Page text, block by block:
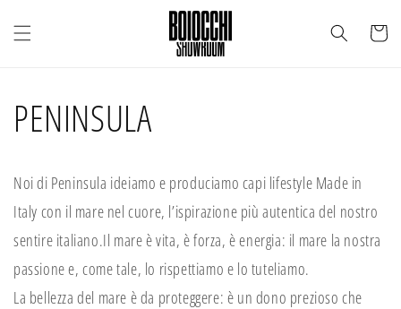
ai contenuti
Carrello
PENINSULA
Noi di Peninsula ideiamo e produciamo capi lifestyle Made in
Italy con il mare nel cuore, l’ispirazione più autentica del nostro
sentire italiano.Il mare è vita, è forza, è energia: il mare la nostra
passione e, come tale, lo rispettiamo e lo tuteliamo.
La bellezza del mare è da proteggere: è un dono prezioso che